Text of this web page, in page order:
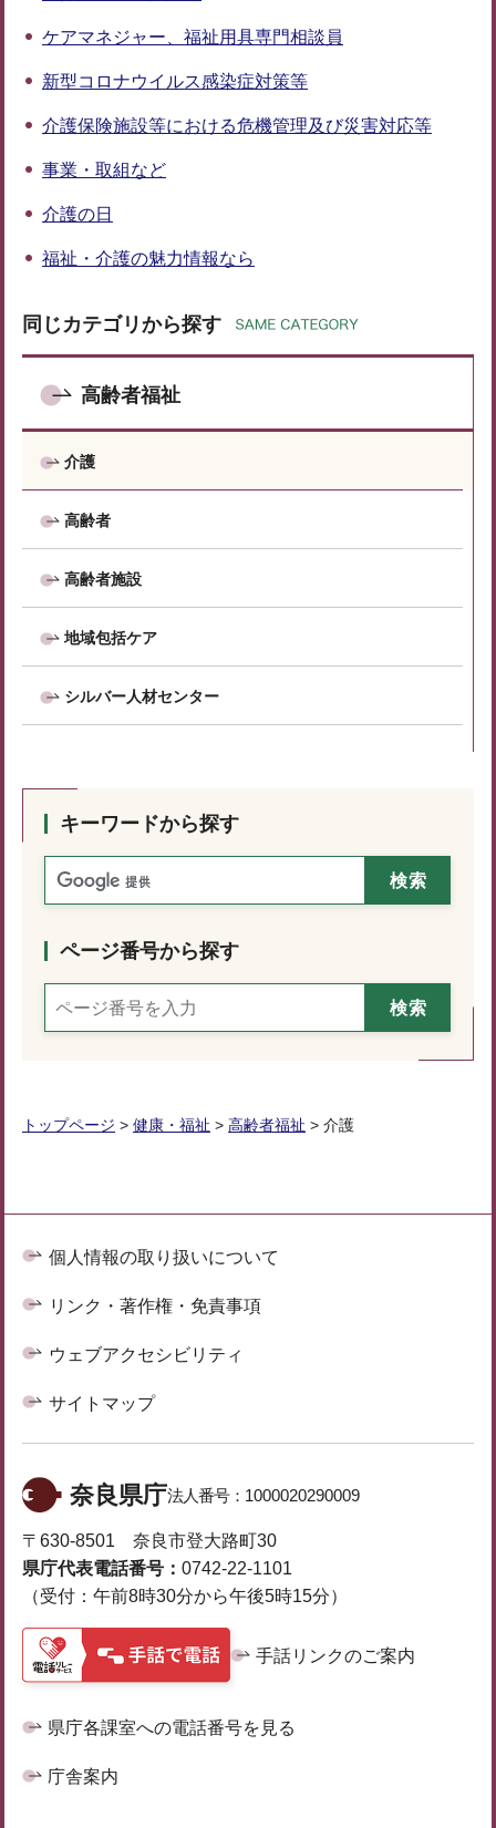
ケアマネジャー、福祉用具専門相談員
新型コロナウイルス感染症対策等
介護保険施設等における危機管理及び災害対応等
事業・取組など
介護の日
福祉・介護の魅力情報なら
同じカテゴリから探す
高齢者福祉
介護
高齢者
高齢者施設
地域包括ケア
シルバー人材センター
キーワードから探す
ページ番号から探す
トップページ > 健康・福祉 > 高齢者福祉 > 介護
個人情報の取り扱いについて
リンク・著作権・免責事項
ウェブアクセシビリティ
サイトマップ
奈良県庁法人番号： 1000020290009
〒630-8501 奈良市登大路町30
県庁代表電話番号： 0742-22-1101
（受付：午前8時30分から午後5時15分）
手話リンクのご案内
県庁各課室への電話番号を見る
庁舎案内